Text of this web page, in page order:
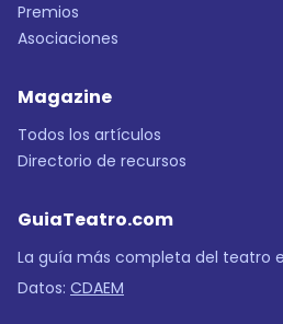
Premios
Asociaciones
Magazine
Todos los artículos
Directorio de recursos
GuiaTeatro.com
La guía más completa del teatro
Datos: CDAEM